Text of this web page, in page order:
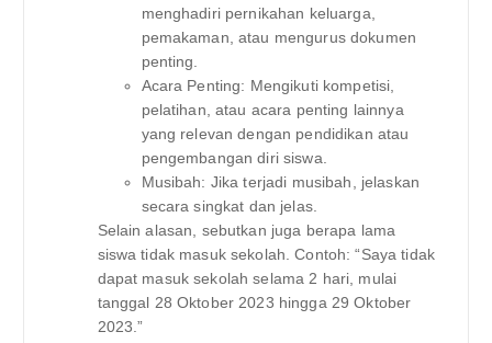
menghadiri pernikahan keluarga,
pemakaman, atau mengurus dokumen
penting.
Acara Penting: Mengikuti kompetisi,
pelatihan, atau acara penting lainnya
yang relevan dengan pendidikan atau
pengembangan diri siswa.
Musibah: Jika terjadi musibah, jelaskan
secara singkat dan jelas.
Selain alasan, sebutkan juga berapa lama
siswa tidak masuk sekolah. Contoh: “Saya tidak
dapat masuk sekolah selama 2 hari, mulai
tanggal 28 Oktober 2023 hingga 29 Oktober
2023.”